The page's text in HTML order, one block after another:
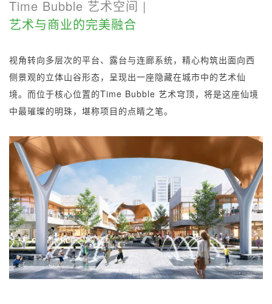
Time Bubble 艺术空间 |
艺术与商业的完美融合
视角转向多层次的平台、露台与连廊系统，精心构筑出面向西
侧景观的立体山谷形态，呈现出一座隐藏在城市中的艺术仙
境。而位于核心位置的Time Bubble 艺术穹顶，将是这座仙境
中最璀璨的明珠，堪称项目的点睛之笔。